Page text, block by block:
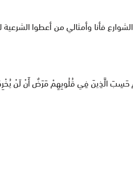
فأنا وأمثالي من أعطوا
حَسِبَ الَّذِينَ فِي قُلُوبِهِمْ مَرَضٌ أَنْ لَنْ